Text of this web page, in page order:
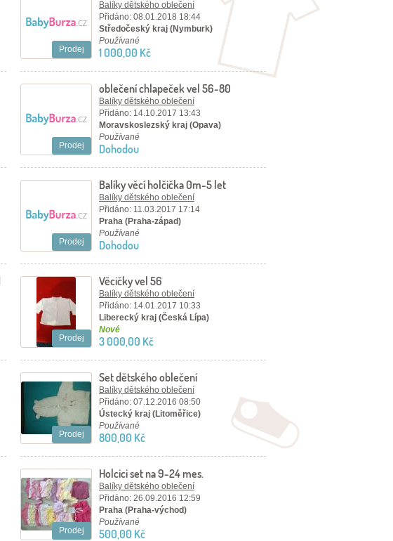
Prodej
Balíky dětského oblečení
Přidáno: 08.01.2018 18:44
Středočeský kraj (Nymburk)
Používané
1 000,00 Kč
Prodej
oblečení chlapeček vel 56-80
Balíky dětského oblečení
Přidáno: 14.10.2017 13:43
Moravskoslezský kraj (Opava)
Používané
Dohodou
Prodej
Balíky věcí holčička 0m-5 let
Balíky dětského oblečení
Přidáno: 11.03.2017 17:14
Praha (Praha-západ)
Používané
Dohodou
Prodej
Věcičky vel 56
Balíky dětského oblečení
Přidáno: 14.01.2017 10:33
Liberecký kraj (Česká Lípa)
Nové
3 000,00 Kč
Prodej
Set dětského oblečení
Balíky dětského oblečení
Přidáno: 07.12.2016 08:50
Ústecký kraj (Litoměřice)
Používané
800,00 Kč
Prodej
Holcici set na 9-24 mes.
Balíky dětského oblečení
Přidáno: 26.09.2016 12:59
Praha (Praha-východ)
Používané
500,00 Kč